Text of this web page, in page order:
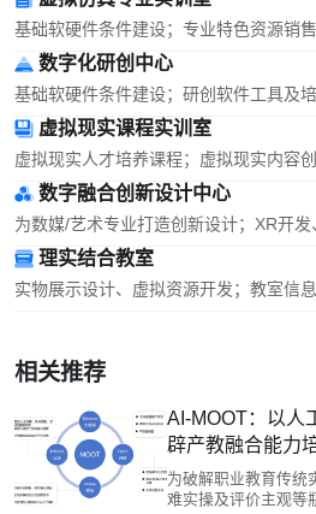
基础软硬件条件建设；专业特色资源销
数字化研创中心
基础软硬件条件建设；研创软件工具及
虚拟现实课程实训室
虚拟现实人才培养课程；虚拟现实内容
数字融合创新设计中心
为数媒/艺术专业打造创新设计；XR开
理实结合教室
实物展示设计、虚拟资源开发；教室信
相关推荐
AI-MOOT：以人
辟产教融合能力
为破解职业教育传统
难实操及评价主观等